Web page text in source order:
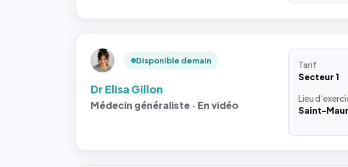
Disponible demain
Dr Elisa Gillon
Médecin généraliste · En vidéo
Tarif
Secteur 1
Lieu
Saint-